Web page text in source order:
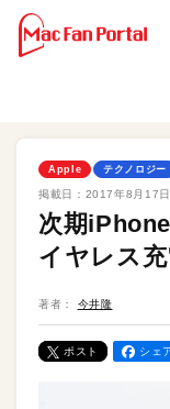
Apple テクノロジー
掲載日： 2017年8月17日
次期
イヤレス
著者： 今井隆
ポスト シェ